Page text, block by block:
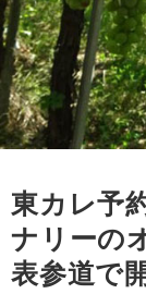
東カレ予
ナリーの
表参道で